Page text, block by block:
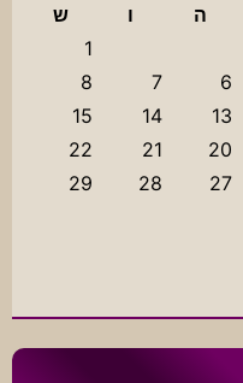
ה ו
ש
1
6
7
8
13
14
15
20
21
22
27
28
29